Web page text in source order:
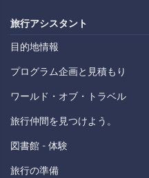
旅行アシスタント
目的地情報
プログラム企画と見積もり
ワールド・オブ・トラベル
旅行仲間を見つけよう。
図書館 - 体験
旅行の準備